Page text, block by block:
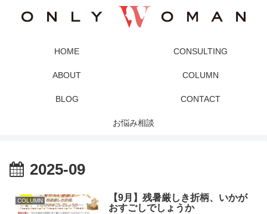
HOME CONSULTING
ABOUT COLUMN
BLOG CONTACT
お悩み相談
2025-09
COLUMN
【9月】残暑厳しき折柄、いかが
おすごしでしょうか